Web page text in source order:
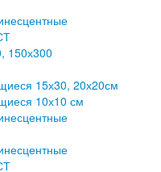
150х300
15х30, 20х20см
10х10 см